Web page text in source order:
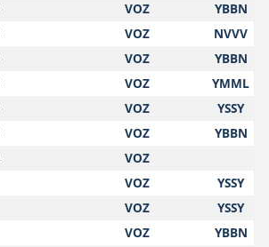
VOZ
YBBN
VOZ
NVVV
VOZ
YBBN
VOZ
YMML
VOZ
YSSY
VOZ
YBBN
VOZ
VOZ
YSSY
VOZ
YSSY
VOZ
YBBN